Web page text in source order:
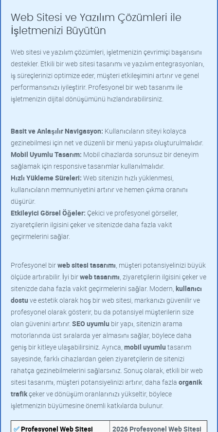
Web Sitesi ve Yazılım Çözümleri ile
İşletmenizi Büyütün
Web sitesi ve yazılım çözümleri, işletmenizin çevrimiçi başarısını
destekler. Etkili bir web sitesi tasarımı ve yazılım entegrasyonları,
iş süreçlerinizi optimize eder, müşteri etkileşimini artırır ve genel
performansınızı iyileştirir. Profesyonel bir web tasarımı ile
işletmenizin dijital dönüşümünü hızlandırabilirsiniz.
Basit ve Anlaşılır Navigasyon: Kullanıcıların siteyi kolayca
gezinebilmesi için net ve düzenli bir menü yapısı oluşturulmalıdır.
Mobil Uyumlu Tasarım: Mobil cihazlarda sorunsuz bir deneyim
sağlamak için responsive tasarımlar kullanılmalıdır.
Hızlı Yükleme Süreleri: Web sitenizin hızlı yüklenmesi,
kullanıcıların memnuniyetini artırır ve hemen çıkma oranını
düşürür.
Etkileyici Görsel Öğeler: Çekici ve profesyonel görseller,
ziyaretçilerin ilgisini çeker ve sitenizde daha fazla vakit
geçirmelerini sağlar.
Profesyonel birweb sitesi tasarımı, müşteri potansiyelinizi büyük
ölçüde artırabilir. İyi birweb tasarımı, ziyaretçilerin ilgisini çeker ve
sitenizde daha fazla vakit geçirmelerini sağlar. Modern, kullanıcı
dostu ve estetik olarak hoş bir web sitesi, markanızı güvenilir ve
profesyonel olarak gösterir, bu da potansiyel müşterilerin size
olan güvenini artırır. SEO uyumlu bir yapı, sitenizin arama
motorlarında üst sıralarda yer almasını sağlar, böylece daha
geniş bir kitleye ulaşabilirsiniz. Ayrıca, mobil uyumlu tasarım
sayesinde, farklı cihazlardan gelen ziyaretçilerin de sitenizi
rahatça gezinebilmelerini sağlarsınız. Sonuç olarak, etkili bir web
sitesi tasarımı, müşteri potansiyelinizi artırır, daha fazla organik
trafikçeker ve dönüşüm oranlarınızı yükseltir, böylece
işletmenizin büyümesine önemli katkılarda bulunur.
✅Profesyonel Web Sitesi 2026 Profesyonel Web Sitesi